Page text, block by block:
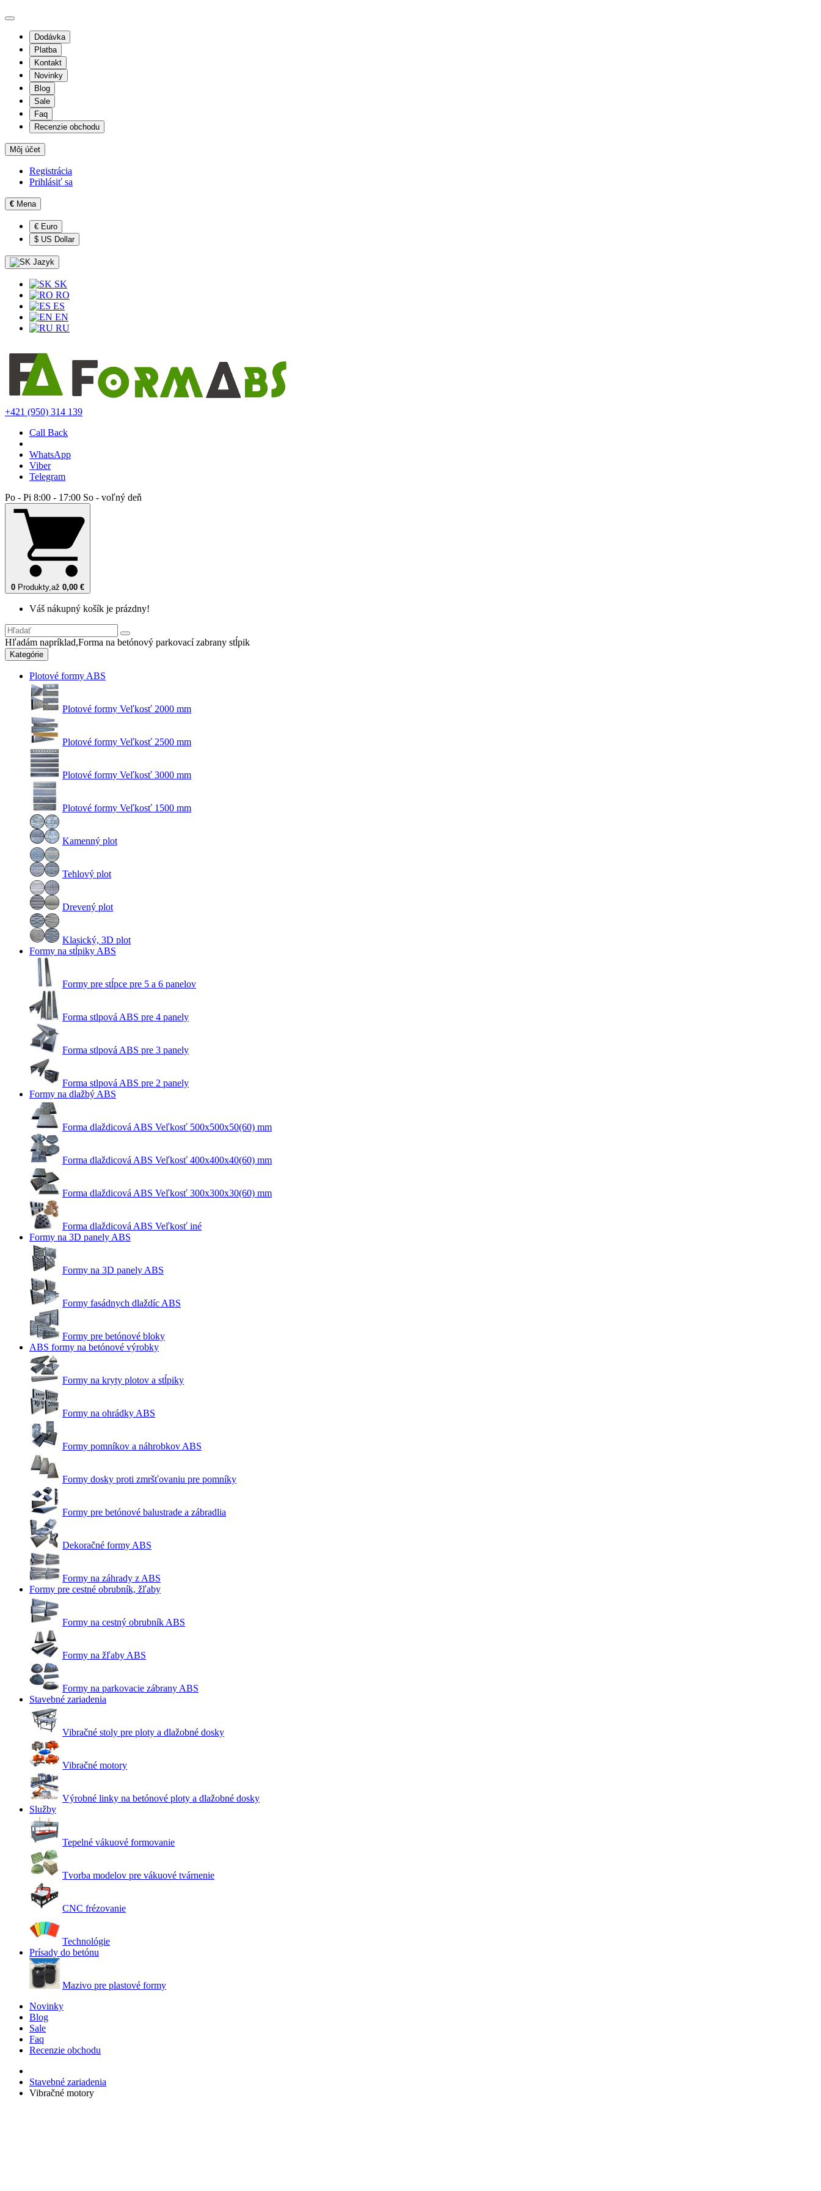
Dodávka
Platba
Kontakt
Novinky
Blog
Sale
Faq
Recenzie obchodu
Môj účet
Registrácia
Prihlásiť sa
€ Mena
€ Euro
$ US Dollar
Jazyk
SK
RO
ES
EN
RU
+421 (950) 314 139
Call Back
WhatsApp
Viber
Telegram
Po - Pi 8:00 - 17:00 So - voľný deň
0 Produkty,až 0,00 €
Váš nákupný košík je prázdny!
Hľadám napríklad,Forma na betónový parkovací zabrany stĺpik
Kategórie
Plotové formy ABS
Plotové formy Veľkosť 2000 mm
Plotové formy Veľkosť 2500 mm
Plotové formy Veľkosť 3000 mm
Plotové formy Veľkosť 1500 mm
Kamenný plot
Tehlový plot
Drevený plot
Klasický, 3D plot
Formy na stĺpiky ABS
Formy pre stĺpce pre 5 a 6 panelov
Forma stlpová ABS pre 4 panely
Forma stlpová ABS pre 3 panely
Forma stlpová ABS pre 2 panely
Formy na dlažbý ABS
Forma dlaždicová ABS Veľkosť 500x500x50(60) mm
Forma dlaždicová ABS Veľkosť 400x400x40(60) mm
Forma dlaždicová ABS Veľkosť 300x300x30(60) mm
Forma dlaždicová ABS Veľkosť iné
Formy na 3D panely ABS
Formy na 3D panely ABS
Formy fasádnych dlaždíc ABS
Formy pre betónové bloky
ABS formy na betónové výrobky
Formy na kryty plotov a stĺpiky
Formy na ohrádky ABS
Formy pomníkov a náhrobkov ABS
Formy dosky proti zmršťovaniu pre pomníky
Formy pre betónové balustrade a zábradlia
Dekoračné formy ABS
Formy na záhrady z ABS
Formy pre cestné obrubník, žľaby
Formy na cestný obrubník ABS
Formy na žľaby ABS
Formy na parkovacie zábrany ABS
Stavebné zariadenia
Vibračné stoly pre ploty a dlažobné dosky
Vibračné motory
Výrobné linky na betónové ploty a dlažobné dosky
Služby
Tepelné vákuové formovanie
Tvorba modelov pre vákuové tvárnenie
CNC frézovanie
Technológie
Prísady do betónu
Mazivo pre plastové formy
Novinky
Blog
Sale
Faq
Recenzie obchodu
Stavebné zariadenia
Vibračné motory